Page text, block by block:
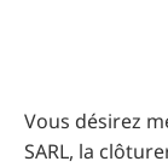
Vous désirez
SARL, la